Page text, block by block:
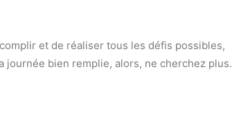
et de réaliser tous les défis possibles,
journée bien remplie, alors, ne cherchez plus.